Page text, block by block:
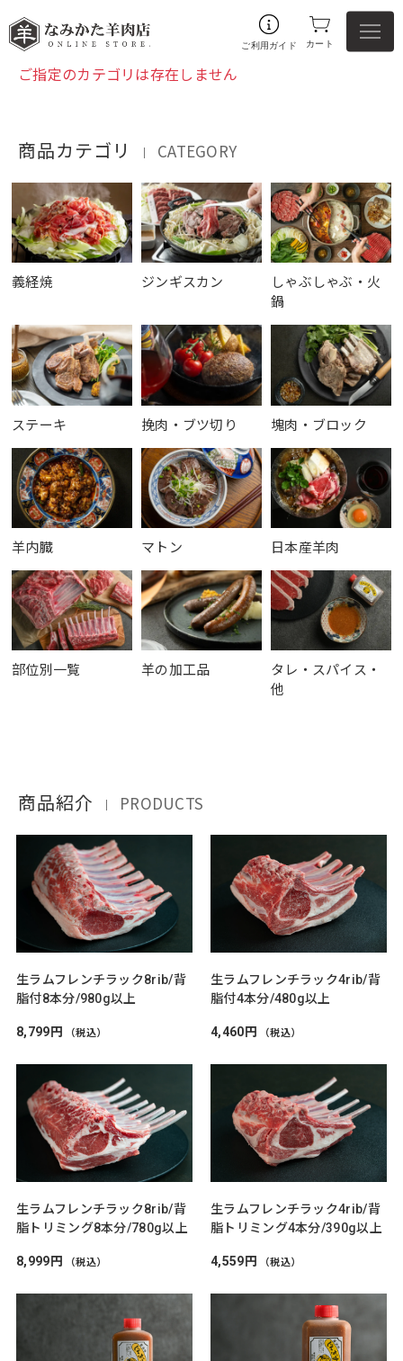
ご利用ガイド カート
ご指定のカテゴリは存在しません
商品カテゴリ ｜ CATEGORY
義経焼 ジンギスカン
しゃぶしゃぶ・火
鍋
ステーキ 挽肉・ブツ切り 塊肉・ブロック
羊内臓 マトン 日本産羊肉
部位別一覧 羊の加工品
タレ・スパイス・
他
商品紹介 ｜ PRODUCTS
生ラムフレンチラック8rib/背
脂付8本分/980g以上
8,799円 （税込）
生ラムフレンチラック4rib/背
脂付4本分/480g以上
4,460円 （税込）
生ラムフレンチラック8rib/背
脂トリミング8本分/780g以上
8,999円 （税込）
生ラムフレンチラック4rib/背
脂トリミング4本分/390g以上
4,559円 （税込）